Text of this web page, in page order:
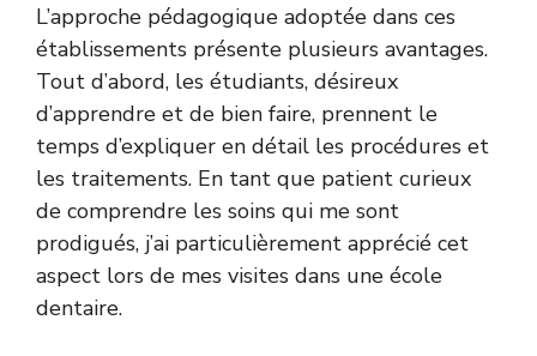
L’approche pédagogique adoptée dans ces
établissements présente plusieurs avantages.
Tout d’abord, les étudiants, désireux
d’apprendre et de bien faire, prennent le
temps d’expliquer en détail les procédures et
les traitements. En tant que patient curieux
de comprendre les soins qui me sont
prodigués, j’ai particulièrement apprécié cet
aspect lors de mes visites dans une école
dentaire.